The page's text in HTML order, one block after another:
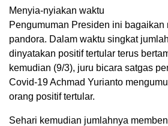
Menyia-nyiakan waktu
Pengumuman Presiden ini bagaikan
pandora. Dalam waktu singkat
dinyatakan positif tertular terus
kemudian (9/3), juru bicara satgas
Covid-19 Achmad Yurianto
orang positif tertular.
Sehari kemudian jumlahnya